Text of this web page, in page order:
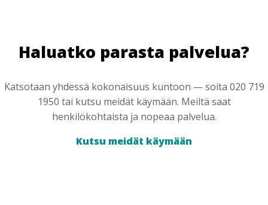
Haluatko parasta palvelua?
Katsotaan yhdessä kokonaisuus kuntoon — soita 020 719
1950 tai kutsu meidät käymään. Meiltä saat
henkilökohtaista ja nopeaa palvelua.
Kutsu meidät käymään